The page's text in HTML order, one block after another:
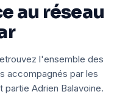
au réseau
l'ensemble des
accompagnés par les
partie Adrien Balavoine.